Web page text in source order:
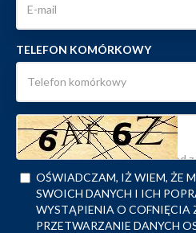
TELEFON KOMÓRKOWY
OŚWIADCZAM, IŻ WIEM, ŻE
SWOICH DANYCH I ICH
WYSTĄPIENIA O COFNIĘCIA
PRZETWARZANIE DANYCH